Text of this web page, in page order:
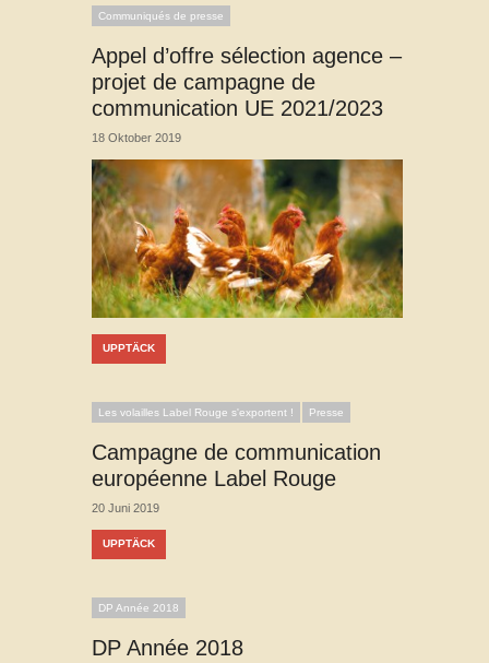
Communiqués de presse
Appel d’offre sélection agence –
projet de campagne de
communication UE 2021/2023
18 Oktober 2019
UPPTÄCK
Les volailles Label Rouge s'exportent ! Presse
Campagne de communication
européenne Label Rouge
20 Juni 2019
UPPTÄCK
DP Année 2018
DP Année 2018